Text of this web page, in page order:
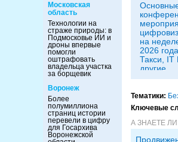
Московская
область
Технологии на
страже природы: в
Подмосковье ИИ и
дроны впервые
помогли
оштрафовать
владельца участка
за борщевик
Воронеж
Более
полумиллиона
страниц истории
перевели в цифру
для Госархива
Воронежской
на
2026
Такси, IT
другие
Тематики:
Ключевые
А ЗНАЕТЕ